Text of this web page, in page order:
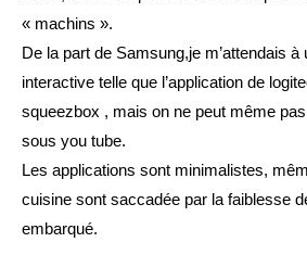
« machins ».
De la part de Samsung,je m’attendais
interactive telle que l’application de
squeezbox , mais on ne peut même
sous you tube.
Les applications sont minimalistes,
cuisine sont saccadée par la faiblesse
embarqué.